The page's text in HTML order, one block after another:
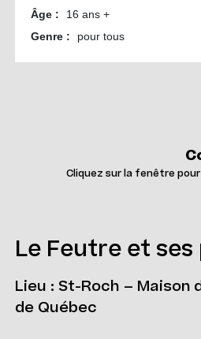
Cliquez sur la fenêtre
Le Feutre et
Lieu : St-Roch – Maison
de Québec